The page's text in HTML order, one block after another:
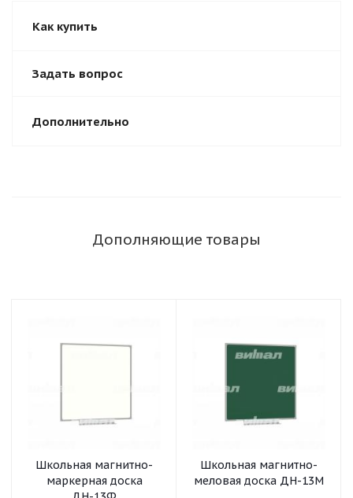
Как купить
Задать вопрос
Дополнительно
Дополняющие товары
Школьная магнитно-
маркерная доска
Школьная магнитно-
меловая доска ДН-13М